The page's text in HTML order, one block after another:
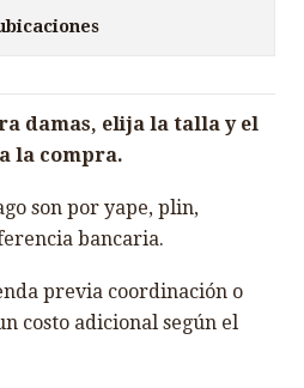
damas, elija la talla y el
la compra.
son por yape, plin,
bancaria.
previa coordinación o
costo adicional según el